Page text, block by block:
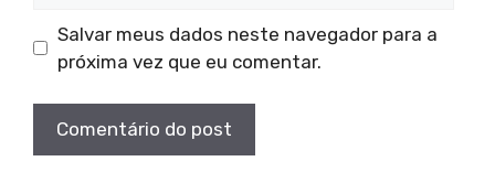
Salvar meus dados neste navegador para a
próxima vez que eu comentar.